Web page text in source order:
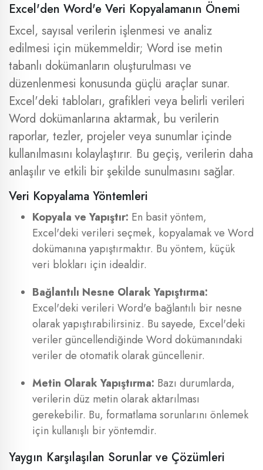
Excel'den Word'e Veri Kopyalamanın Önemi
Excel, sayısal verilerin işlenmesi ve analiz
edilmesi için mükemmeldir; Word ise metin
tabanlı dokümanların oluşturulması ve
düzenlenmesi konusunda güçlü araçlar sunar.
Excel'deki tabloları, grafikleri veya belirli verileri
Word dokümanlarına aktarmak, bu verilerin
raporlar, tezler, projeler veya sunumlar içinde
kullanılmasını kolaylaştırır. Bu geçiş, verilerin daha
anlaşılır ve etkili bir şekilde sunulmasını sağlar.
Veri Kopyalama Yöntemleri
Kopyala ve Yapıştır: En basit yöntem,
Excel'deki verileri seçmek, kopyalamak ve Word
dokümanına yapıştırmaktır. Bu yöntem, küçük
veri blokları için idealdir.
Bağlantılı Nesne Olarak Yapıştırma:
Excel'deki verileri Word'e bağlantılı bir nesne
olarak yapıştırabilirsiniz. Bu sayede, Excel'deki
veriler güncellendiğinde Word dokümanındaki
veriler de otomatik olarak güncellenir.
Metin Olarak Yapıştırma: Bazı durumlarda,
verilerin düz metin olarak aktarılması
gerekebilir. Bu, formatlama sorunlarını önlemek
için kullanışlı bir yöntemdir.
Yaygın Karşılaşılan Sorunlar ve Çözümleri